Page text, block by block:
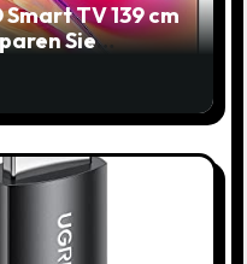
Smart TV 139 cm
Sie